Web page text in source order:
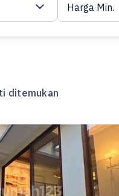
Harga Min.
ditemukan